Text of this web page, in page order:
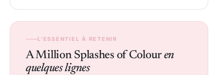
L’ESSENTIEL À RETENIR
A Million Splashes of Colouren
quelques lignes